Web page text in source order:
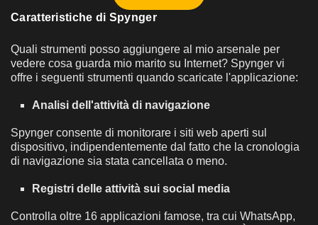
Caratteristiche di Spynger
Quali strumenti posso aggiungere al mio arsenale per
vedere cosa guarda mio marito su Internet? Spynger vi
offre i seguenti strumenti quando scaricate l'applicazione:
Analisi dell'attività di navigazione
Spynger consente di monitorare i siti web aperti sul
dispositivo, indipendentemente dal fatto che la cronologia
di navigazione sia stata cancellata o meno.
Registri delle attività sui social media
Controlla oltre 16 applicazioni famose, tra cui WhatsApp,